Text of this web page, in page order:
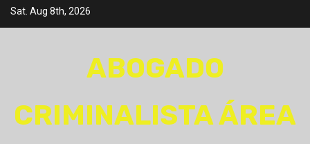
SkipSat. Aug 8th, 2026
ABOGADO
CRIMINALISTA ÁREA